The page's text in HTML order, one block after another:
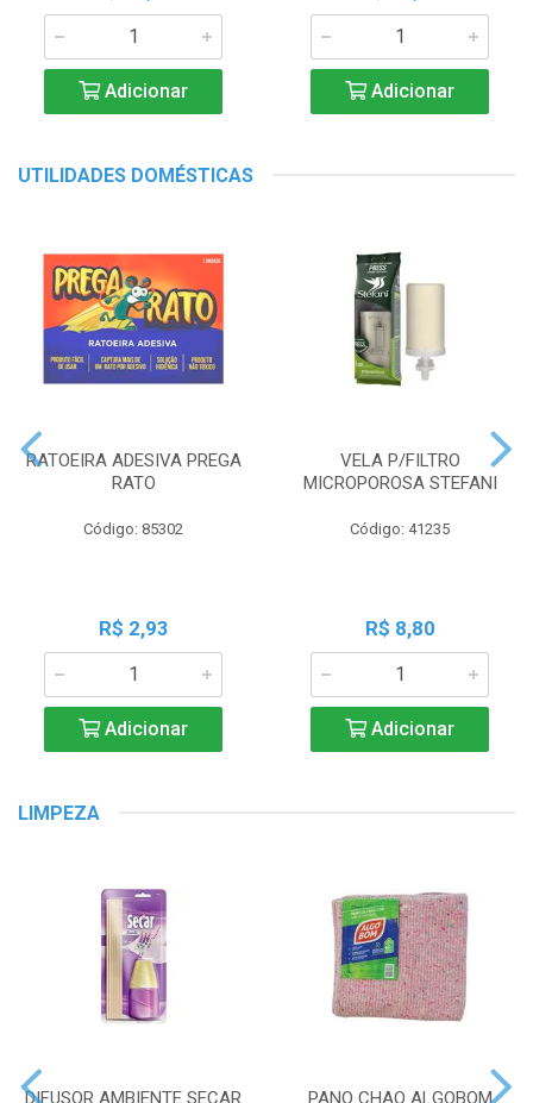
Adicionar Adicionar
UTILIDADES DOMÉSTICAS
RATOEIRA ADESIVA PREGA
RATO
Código: 85302
R$ 2,93
Adicionar
VELA P/FILTRO
MICROPOROSA STEFANI
Código: 41235
R$ 8,80
Adicionar
LIMPEZA
DIFUSOR AMBIENTE SECAR PANO CHAO ALGOBOM